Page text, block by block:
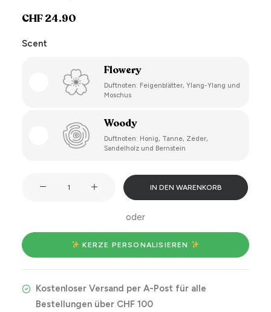
CHF24.90
Scent
Flowery
Duftnoten: Feigenblätter, Ylang-Ylang und
Moschus
Woody
Duftnoten: Honig, Tanne, Zeder,
Sandelholz und Bernstein
Make
your
sugar.
Menge
IN DEN WARENKORB
oder
KERZE PERSONALISIEREN
Kostenloser Versand per A-Post für alle
Bestellungen über CHF 100